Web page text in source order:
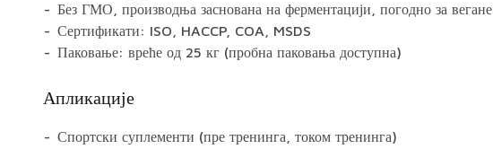
Без ГМО, производња заснована на ферментацији, погодно за вегане
Сертификати: ISO, HACCP, COA, MSDS
Паковање: вреће од 25 кг (пробна паковања доступна)
Апликације
Спортски суплементи (пре тренинга, током тренинга)